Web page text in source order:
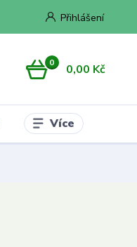
Přihlášení
0 0,00 Kč
Více